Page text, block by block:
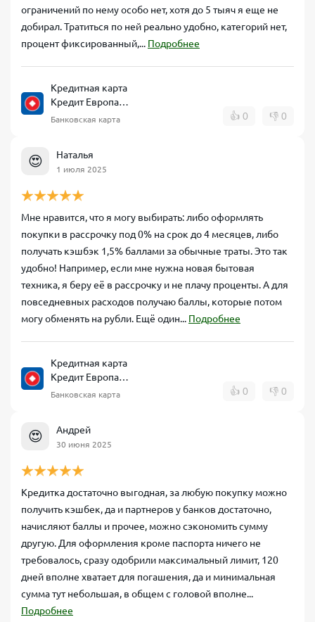
ограничений по нему особо нет, хотя до 5 тыяч я еще не
добирал. Тратиться по ней реально удобно, категорий нет,
процент фиксированный,... Подробнее
Кредитная карта
Кредит Европа
Банк CARD CREDIT
Банковская карта 👍 0 👎 0
😍 Наталья
1 июля 2025
Мне нравится, что я могу выбирать: либо оформлять
покупки в рассрочку под 0% на срок до 4 месяцев, либо
получать кэшбэк 1,5% баллами за обычные траты. Это так
удобно! Например, если мне нужна новая бытовая
техника, я беру её в рассрочку и не плачу проценты. А для
повседневных расходов получаю баллы, которые потом
могу обменять на рубли. Ещё один... Подробнее
Кредитная карта
Кредит Европа
Банк CARD CREDIT
Банковская карта 👍 0 👎 0
😍 Андрей
30 июня 2025
Кредитка достаточно выгодная, за любую покупку можно
получить кэшбек, да и партнеров у банков достаточно,
начисляют баллы и прочее, можно сэкономить сумму
другую. Для оформления кроме паспорта ничего не
требовалось, сразу одобрили максимальный лимит, 120
дней вполне хватает для погашения, да и минимальная
сумма тут небольшая, в общем с головой вполне...
Подробнее